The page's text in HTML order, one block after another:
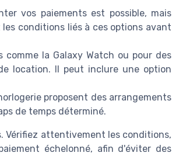
vos paiements est possible, mais
conditions liés à ces options avant
la Galaxy Watch ou pour des
location. Il peut inclure une option
proposent des arrangements
de temps déterminé.
Vérifiez attentivement les conditions,
échelonné, afin d'éviter des